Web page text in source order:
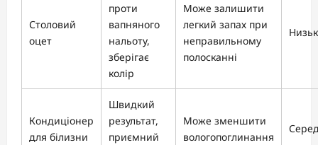
Столовий
оцет
проти
вапняного
нальоту,
зберігає
колір
Може залишити
легкий запах при
неправильному
полосканні
Кондиціонер
для білизни
Швидкий
результат,
приємний
Може зменшити
вологопоглинання